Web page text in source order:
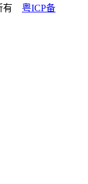
有 粤ICP备